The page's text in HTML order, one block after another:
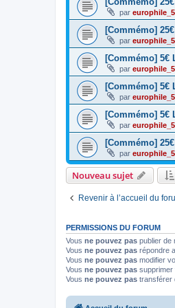
par
[Commémo]
par
[Commémo] 5€
par
[Commémo] 5€
par
[Commémo] 5€
par
[Commémo]
par
Nouveau sujet
Revenir à l’accueil du
PERMISSIONS DU FORUM
Vous ne pouvez pas publier de
Vous ne pouvez pas répondre
Vous ne pouvez pas modifier
Vous ne pouvez pas
Vous ne pouvez pas transférer